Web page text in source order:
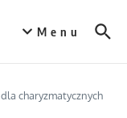
Menu
charyzmatycznych